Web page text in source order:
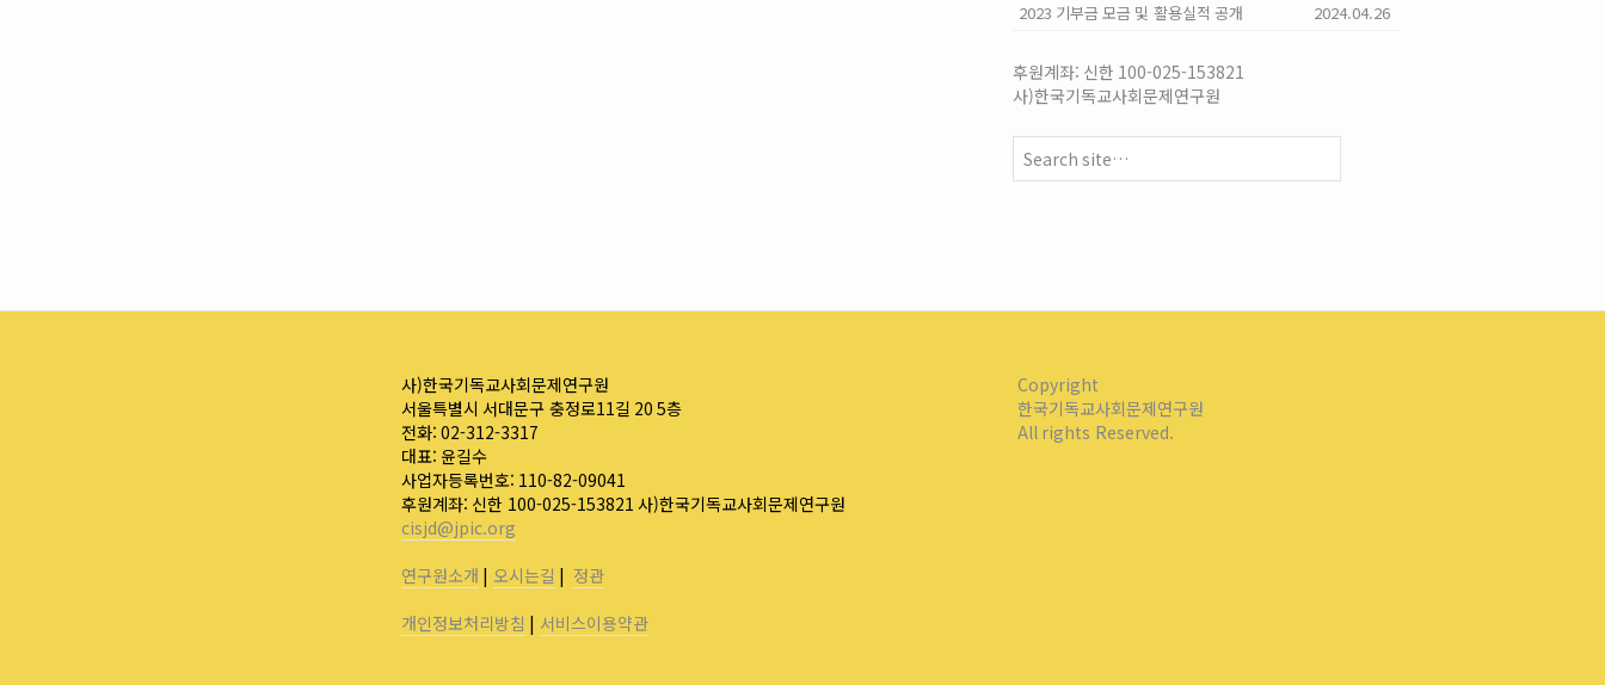
2023 기부금 모금 및 활용실적 공개
2024.04.26
후원계좌: 신한 100-025-153821
사)한국기독교사회문제연구원
사)한국기독교사회문제연구원
서울특별시 서대문구 충정로11길 20 5층
전화: 02-312-3317
대표: 윤길수
사업자등록번호: 110-82-09041
후원계좌: 신한 100-025-153821 사)한국기독교사회문제연구원
cisjd@jpic.org
연구원소개 | 오시는길 | 정관
개인정보처리방침 | 서비스이용약관
Copyright
한국기독교사회문제연구원
All rights Reserved.